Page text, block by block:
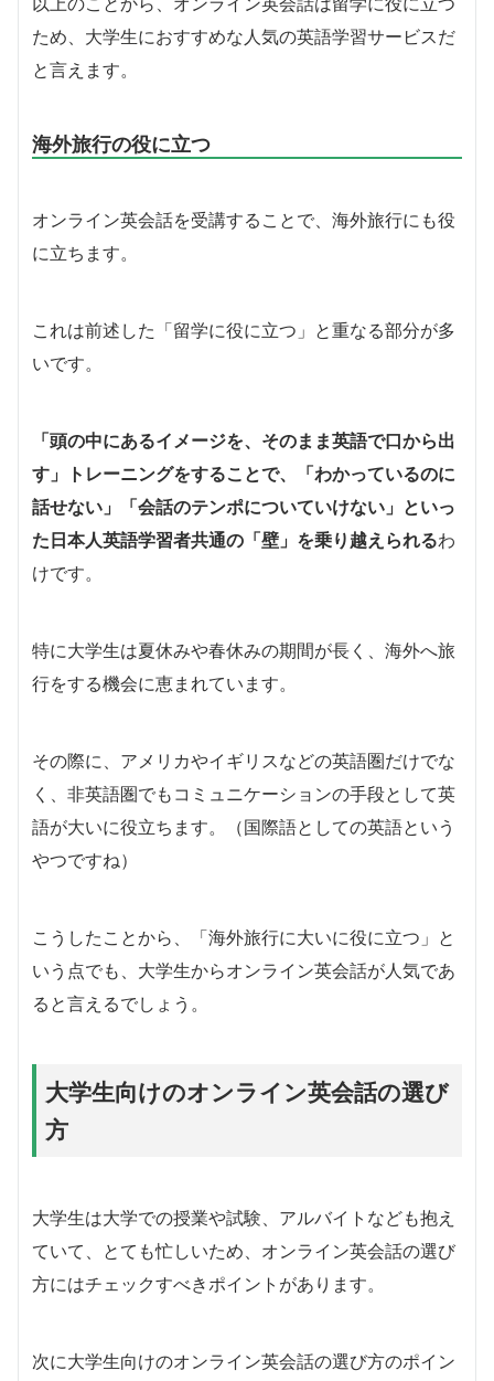
ため、大学生におすすめな人気の英語学習サービスだ
と言えます。
海外旅行の役に立つ
オンライン英会話を受講することで、海外旅行にも役
に立ちます。
これは前述した「留学に役に立つ」と重なる部分が多
いです。
「頭の中にあるイメージを、そのまま英語で口から出
す」トレーニングをすることで、「わかっているのに
話せない」「会話のテンポについていけない」といっ
た日本人英語学習者共通の「壁」を乗り越えられるわ
けです。
特に大学生は夏休みや春休みの期間が長く、海外へ旅
行をする機会に恵まれています。
その際に、アメリカやイギリスなどの英語圏だけでな
く、非英語圏でもコミュニケーションの手段として英
語が大いに役立ちます。（国際語としての英語という
やつですね）
こうしたことから、「海外旅行に大いに役に立つ」と
いう点でも、大学生からオンライン英会話が人気であ
ると言えるでしょう。
大学生向けのオンライン英会話の選び
方
大学生は大学での授業や試験、アルバイトなども抱え
ていて、とても忙しいため、オンライン英会話の選び
方にはチェックすべきポイントがあります。
次に大学生向けのオンライン英会話の選び方のポイン